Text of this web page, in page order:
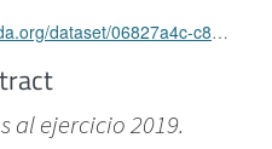
43176436-5bef-40e8-b8c0-019d6e601462/download/gastos-cerrados.xlsx
al ejercicio 2019.